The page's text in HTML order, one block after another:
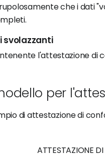
che i dati
svolazzanti
l'attestazione di
per
di attestazione di
ATTESTAZIONE